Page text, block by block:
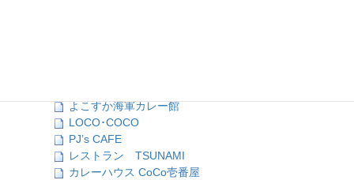
よこすか海軍カレー館
LOCO･COCO
PJ’s CAFE
レストラン TSUNAMI
カレーハウス CoCo壱番屋